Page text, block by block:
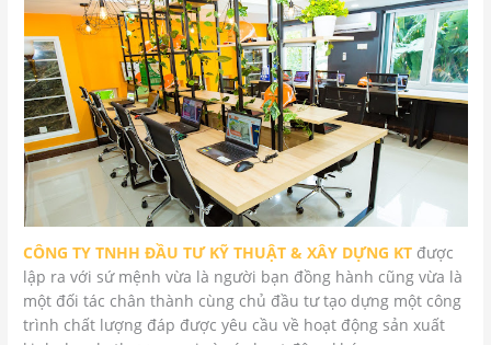
CÔNG TY TNHH ĐẦU TƯ KỸ THUẬT & XÂY DỰNG KT được
lập ra với sứ mệnh vừa là người bạn đồng hành cũng vừa là
một đối tác chân thành cùng chủ đầu tư tạo dựng một công
trình chất lượng đáp được yêu cầu về hoạt động sản xuất